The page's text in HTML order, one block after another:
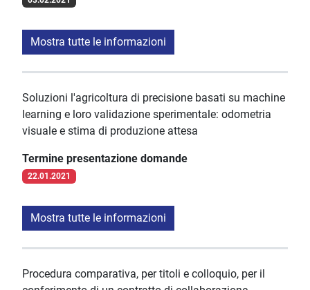
Mostra tutte le informazioni
Soluzioni l'agricoltura di precisione basati su machine
learning e loro validazione sperimentale: odometria
visuale e stima di produzione attesa
Termine presentazione domande
22.01.2021
Mostra tutte le informazioni
Procedura comparativa, per titoli e colloquio, per il